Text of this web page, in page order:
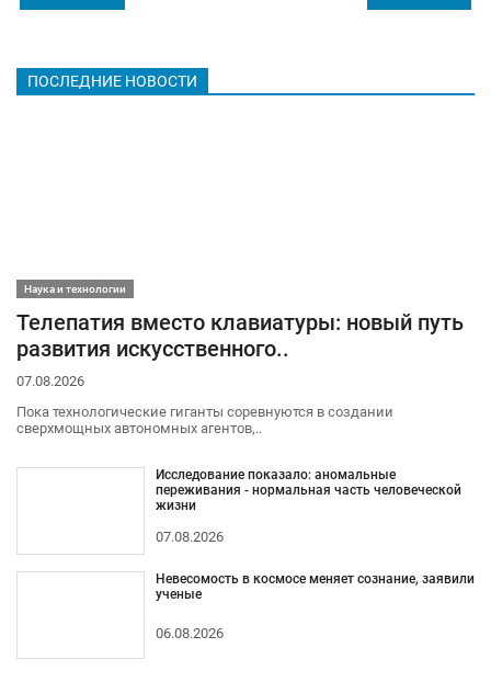
ПОСЛЕДНИЕ НОВОСТИ
Наука и технологии
Телепатия вместо клавиатуры: новый путь
развития искусственного..
07.08.2026
Пока технологические гиганты соревнуются в создании
сверхмощных автономных агентов,..
Исследование показало: аномальные
переживания - нормальная часть человеческой
жизни
07.08.2026
Невесомость в космосе меняет сознание, заявили
ученые
06.08.2026